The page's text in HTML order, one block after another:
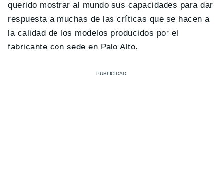
querido mostrar al mundo sus capacidades para dar
respuesta a muchas de las críticas que se hacen a
la calidad de los modelos producidos por el
fabricante con sede en Palo Alto.